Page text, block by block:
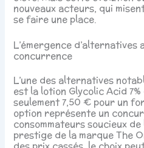
nouveaux acteurs, qui
se faire une place.
L’émergence
concurrence
L’une des alternatives
est la lotion Glycolic Acid 7%
seulement 7,50 € pour un
option représente un
consommateurs soucieux
prestige de la marque The